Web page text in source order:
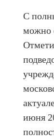
С
можно
июня